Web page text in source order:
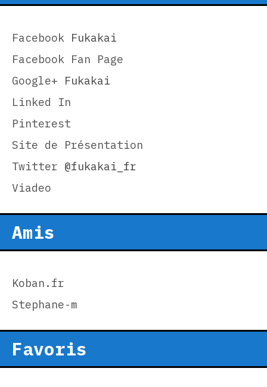
Facebook Fukakai
Facebook Fan Page
Google+ Fukakai
Linked In
Pinterest
Site de Présentation
Twitter @fukakai_fr
Viadeo
Amis
Koban.fr
Stephane-m
Favoris